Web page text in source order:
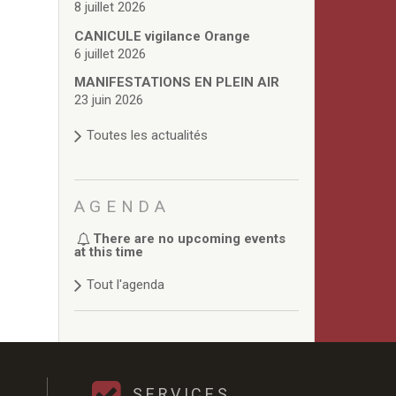
8 juillet 2026
CANICULE vigilance Orange
6 juillet 2026
MANIFESTATIONS EN PLEIN AIR
23 juin 2026
Toutes les actualités
AGENDA
There are no upcoming events
at this time
Tout l'agenda